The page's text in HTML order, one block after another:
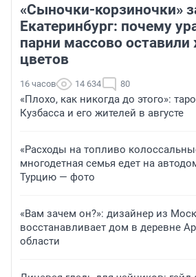
«Сыночки-корзиночки»
Екатеринбург: почему
парни массово оставили
цветов
16 часов 14 634 80
«Плохо, как никогда до этого»:
Кузбасса и его жителей в августе
«Расходы на топливо
многодетная семья едет на
Турцию — фото
«Вам зачем он?»: дизайнер из
восстанавливает дом в деревне
области